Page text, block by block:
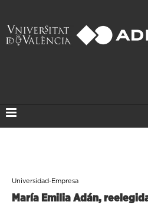
Universidad-Empresa
María Emilia Adán,